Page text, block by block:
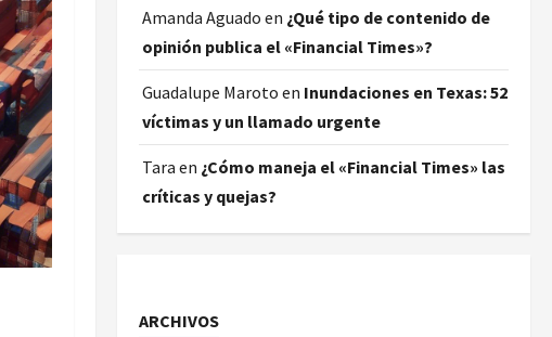
Amanda Aguado en ¿Qué tipo de contenido de
opinión publica el «Financial Times»?
Guadalupe Maroto en Inundaciones en Texas: 52
víctimas y un llamado urgente
Tara en ¿Cómo maneja el «Financial Times» las
críticas y quejas?
ARCHIVOS